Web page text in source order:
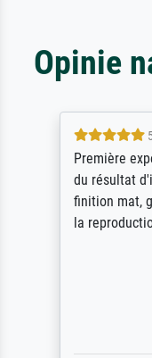
Opinie
5 / 5
Première
du résultat
finition mat,
la reproduction. Je